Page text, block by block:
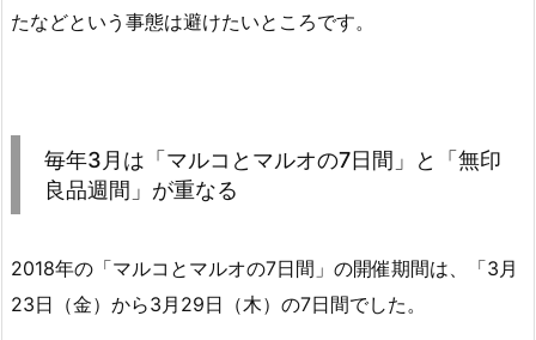
たなどという事態は避けたいところです。
毎年3月は「マルコとマルオの7日間」と「無印
良品週間」が重なる
2018年の「マルコとマルオの7日間」の開催期間は、「3月
23日（金）から3月29日（木）の7日間でした。